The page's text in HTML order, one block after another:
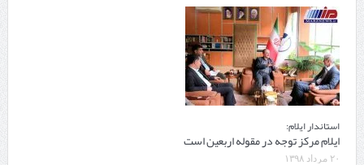
استاندار ایلام:
ایلام مرکز توجه در مقوله اربعین است
۲۰ مرداد ۱۳۹۸